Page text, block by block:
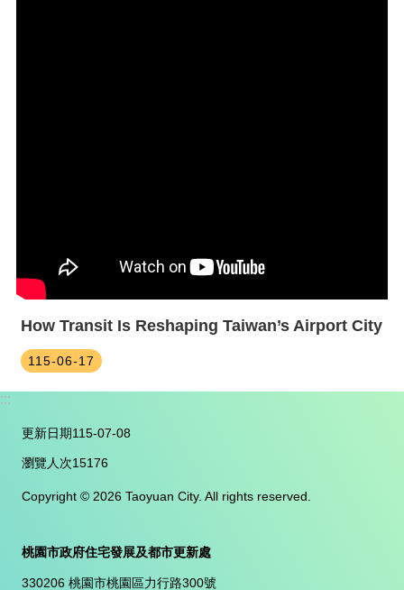
How Transit Is Reshaping Taiwan’s Airport City |
115-06-17
:::
Copyright © 2026 Taoyuan City. All rights reserved.
桃園市政府住宅發展及都市更新處
330206 桃園市桃園區力行路300號
更新日期115-07-08
瀏覽人次15176